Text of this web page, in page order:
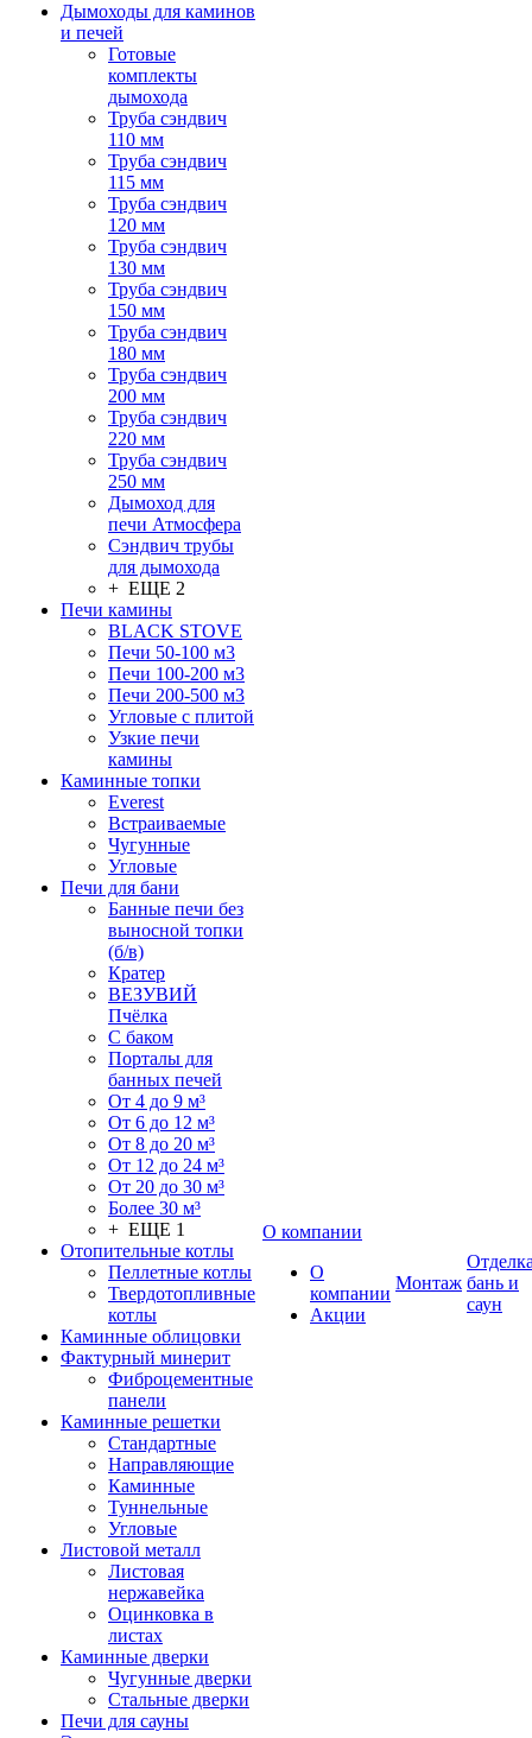
Дымоходы для каминов
и печей
Готовые
комплекты
дымохода
Труба сэндвич
110 мм
Труба сэндвич
115 мм
Труба сэндвич
120 мм
Труба сэндвич
130 мм
Труба сэндвич
150 мм
Труба сэндвич
180 мм
Труба сэндвич
200 мм
Труба сэндвич
220 мм
Труба сэндвич
250 мм
Дымоход для
печи Атмосфера
Сэндвич трубы
для дымохода
+ ЕЩЕ 2
Печи камины
BLACK STOVE
Печи 50-100 м3
Печи 100-200 м3
Печи 200-500 м3
Угловые с плитой
Узкие печи
камины
Каминные топки
Everest
Встраиваемые
Чугунные
Угловые
Печи для бани
Банные печи без
выносной топки
(б/в)
Кратер
ВЕЗУВИЙ
Пчёлка
С баком
Порталы для
банных печей
От 4 до 9 м³
От 6 до 12 м³
От 8 до 20 м³
От 12 до 24 м³
От 20 до 30 м³
Более 30 м³
+ ЕЩЕ 1
Отопительные котлы
Пеллетные котлы
Твердотопливные
котлы
Каминные облицовки
Фактурный минерит
Фиброцементные
панели
Каминные решетки
Стандартные
Направляющие
Каминные
Туннельные
Угловые
Листовой металл
Листовая
нержавейка
Оцинковка в
листах
Каминные дверки
Чугунные дверки
Стальные дверки
Печи для сауны
О компании
О
компании
Акции
Монтаж бань и
саун